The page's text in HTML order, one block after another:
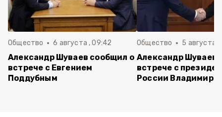
Общество 6 августа , 09:42
Александр Шуваев сообщил о
встрече с Евгением
Поддубным
Общество 5 августа ,
Александр Шуваев
встрече с
России